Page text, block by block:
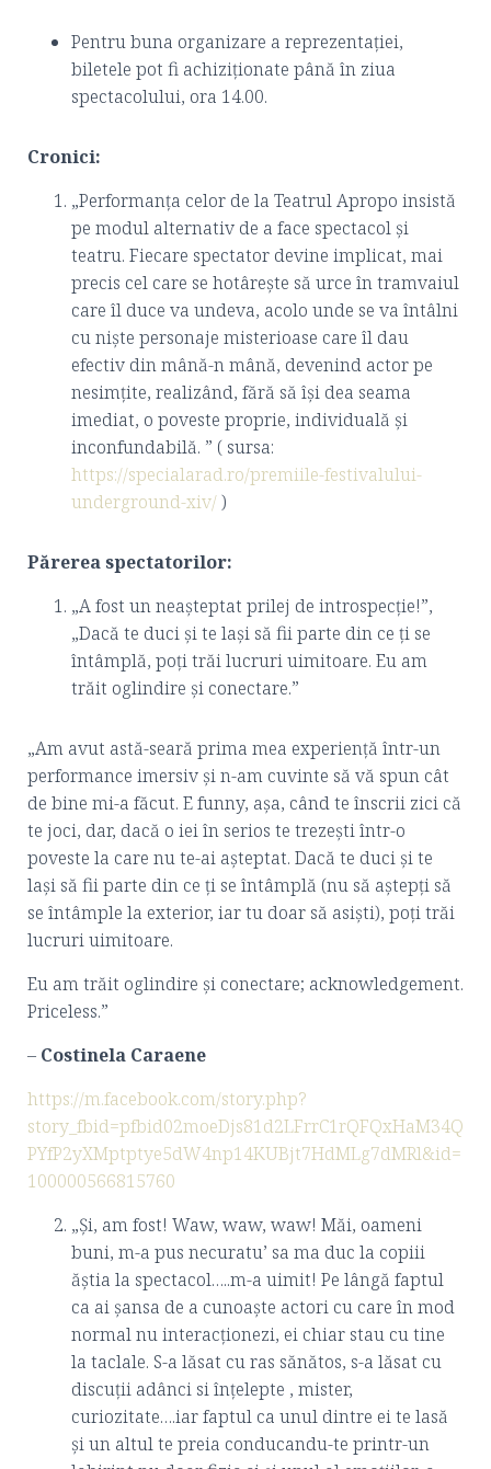
Pentru buna organizare a reprezentației,
biletele pot fi achiziționate până în ziua
spectacolului, ora 14.00.
Cronici:
„Performanța celor de la Teatrul Apropo insistă
pe modul alternativ de a face spectacol și
teatru. Fiecare spectator devine implicat, mai
precis cel care se hotârește să urce în tramvaiul
care îl duce va undeva, acolo unde se va întâlni
cu niște personaje misterioase care îl dau
efectiv din mână-n mână, devenind actor pe
nesimțite, realizând, fără să își dea seama
imediat, o poveste proprie, individuală și
inconfundabilă. ” ( sursa:
https://specialarad.ro/premiile-festivalului-
underground-xiv/)
Părerea spectatorilor:
„A fost un neașteptat prilej de introspecție!”,
„Dacă te duci și te lași să fii parte din ce ți se
întâmplă, poți trăi lucruri uimitoare. Eu am
trăit oglindire și conectare.”
„Am avut astă-seară prima mea experiență într-un
performance imersiv și n-am cuvinte să vă spun cât
de bine mi-a făcut. E funny, așa, când te înscrii zici că
te joci, dar, dacă o iei în serios te trezești într-o
poveste la care nu te-ai așteptat. Dacă te duci și te
lași să fii parte din ce ți se întâmplă (nu să aștepți să
se întâmple la exterior, iar tu doar să asiști), poți trăi
lucruri uimitoare.
Eu am trăit oglindire și conectare; acknowledgement.
Priceless.”
– Costinela Caraene
https://m.facebook.com/story.php?
story_fbid=pfbid02moeDjs81d2LFrrC1rQFQxHaM34Q
PYfP2yXMptptye5dW4np14KUBjt7HdMLg7dMRl&id=
100000566815760
„Și, am fost! Waw, waw, waw! Măi, oameni
buni, m-a pus necuratu’ sa ma duc la copiii
ăștia la spectacol…..m-a uimit! Pe lângă faptul
ca ai șansa de a cunoaște actori cu care în mod
normal nu interacționezi, ei chiar stau cu tine
la taclale. S-a lăsat cu ras sănătos, s-a lăsat cu
discuții adânci si înțelepte , mister,
curiozitate….iar faptul ca unul dintre ei te lasă
și un altul te preia conducandu-te printr-un